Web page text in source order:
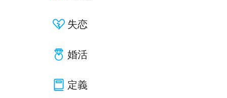
失恋
婚活
定義